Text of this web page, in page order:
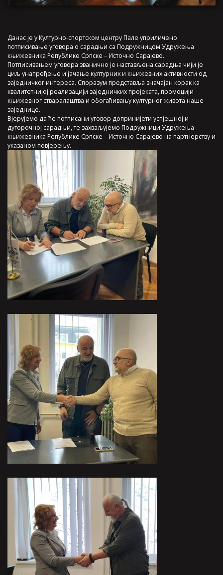
Данас је у Културно-спортском центру Пале уприличено
потписивање уговора о сарадњи са Подружницом Удружења
књижевника Републике Српске – Источно Сарајево.
Потписивањем уговора званично је настављена сарадња чији је
циљ унапређење и јачање културних и књижевних активности од
заједничког интереса. Споразум представља значајан корак ка
квалитетнијој реализацији заједничких пројеката, промоцији
књижевног стваралаштва и обогаћивању културног живота наше
заједнице.
Вјерујемо да ће потписани уговор допринијети успјешној и
дугорочној сарадњи, те захваљујемо Подружници Удружења
књижевника Републике Српске – Источно Сарајево на партнерству и
указаном повјерењу.